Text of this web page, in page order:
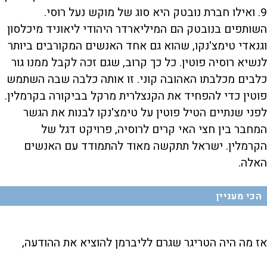
9. ואילו חברת נובטק היא סוג של מוקש נעל רוסי.
השותפים בנובטק הם המיליארדר היהודי ליאוניד מיכלסון
וגנאדי טימצ'נקו, שהוא גם אחד האנשים המקורבים ביותר
לנשיא רוסיה פוטין. כל כך קרוב, שגם זכה לקבל ממנו גור
כלבים מכלבתו האהובה קוני. זו אותה כלבה שבה השתמש
פוטין כדי להפחיד את הקנצלרית מרקל בביקורה בקרמלין.
לפני שנתיים הטיל פוטין על טימצ'נקו לבנות את הגשר
המחבר בין חצי האי קרים לרוסיה, פרויקט דגל של
הקרמלין. ישראל תתקשה מאוד להתמודד עם האנשים
האלה.
הכי מעניין
אז מה היה הטריגר שגרם לליברמן להוציא את ההודעה,